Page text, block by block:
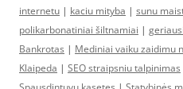
internetu | kaciu mityba | sunu
polikarbonatiniai šiltnamiai |
Bankrotas | Mediniai vaiku zaidimu
Klaipeda | SEO straipsniu talpinimas